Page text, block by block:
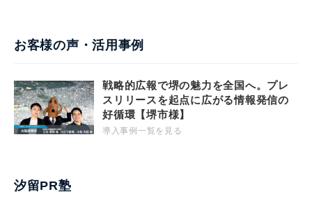
お客様の声・活用事例
戦略的広報で堺の魅力を全国へ。プレ
スリリースを起点に広がる情報発信の
好循環【堺市様】
導入事例一覧を見る
汐留PR塾